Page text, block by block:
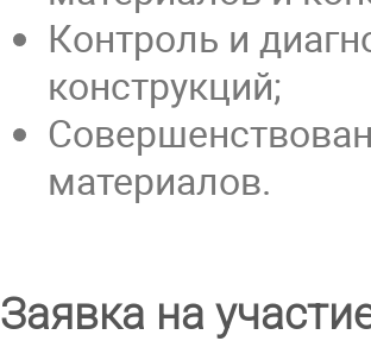
Контроль и
конструкций;
материалов.
Заявка на